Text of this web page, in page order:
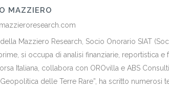
MAZZIERO
Mazziero Research, Socio Onorario SIAT
si occupa di analisi finanziarie, reportistica
Italiana, collabora con OROvilla e ABS
delle Terre Rare”, ha scritto numerosi